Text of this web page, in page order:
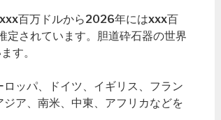
百万ドルから2026年にはxxx百
されています。胆道砕石器の世界
す。
ッパ、ドイツ、イギリス、フラン
ア、南米、中東、アフリカなどを